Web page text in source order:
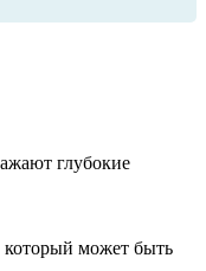
глубокие
может быть